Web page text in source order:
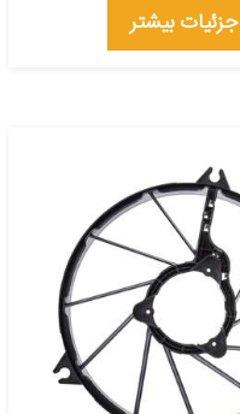
جزئیات بیشتر